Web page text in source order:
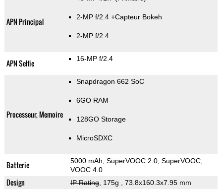
APN Principal 2-MP f/2.4 +Capteur Bokeh
2-MP f/2.4
APN Selfie 16-MP f/2.4
Processeur, Memoire
Snapdragon 662 SoC
6GO RAM
128GO Storage
MicroSDXC
Batterie
5000 mAh, SuperVOOC 2.0, SuperVOOC,
VOOC 4.0
Design IP Rating, 175g , 73.8x160.3x7.95 mm